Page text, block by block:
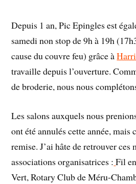
Depuis 1 an, Pic Epingles est
samedi non stop de 9h à 19h
cause du couvre feu) grâce à
travaille depuis l’ouverture.
de broderie, nous nous
Les salons auxquels nous
ont été annulés cette année, mais
remise. J’ai hâte de retrouver ces
associations organisatrices : Fil
Vert, Rotary Club de Méru-